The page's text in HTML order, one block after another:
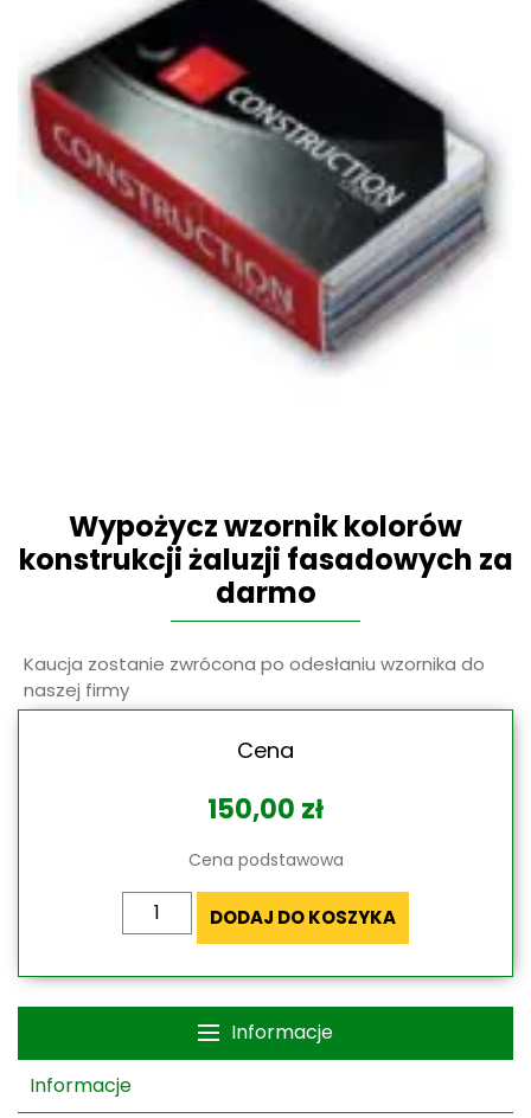
Wypożycz wzornik kolorów
konstrukcji żaluzji fasadowych za
darmo
Kaucja zostanie zwrócona po odesłaniu wzornika do
naszej firmy
Cena
150,00 zł
Cena podstawowa
ilość
Wypożycz
kolorów
DODAJ DO KOSZYKA
Informacje
Informacje